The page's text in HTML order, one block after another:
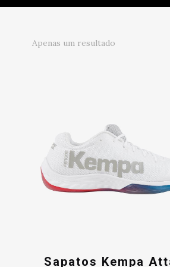
Apenas um resultado
Sapatos Kempa